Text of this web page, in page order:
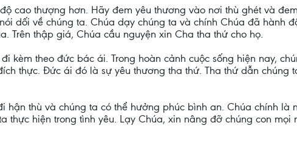
cao thượng hơn. Hãy đem yêu thương vào nơi thù ghét và
dối về chúng ta. Chúa dạy chúng ta và chính Chúa đã hành
Trên thập giá, Chúa cầu nguyện xin Cha tha thứ cho họ.
kèm theo đức bác ái. Trong hoàn cảnh cuộc sống hiện nay,
thực. Đức ái đó là sự yêu thương tha thứ. Tha thứ dẫn
hận thù và chúng ta có thể hưởng phúc bình an. Chúa chính là
thực hiện trong tình yêu. Lạy Chúa, xin nâng đỡ chúng con